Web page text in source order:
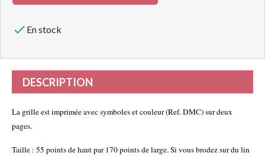
 En stock
DESCRIPTION
La grille est imprimée avec symboles et couleur (Ref. DMC) sur deux
pages.
Taille : 55 points de haut par 170 points de large. Si vous brodez sur du lin